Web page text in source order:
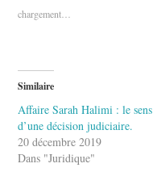
chargement…
Similaire
Affaire Sarah Halimi : le sens
d’une décision judiciaire.
20 décembre 2019
Dans "Juridique"